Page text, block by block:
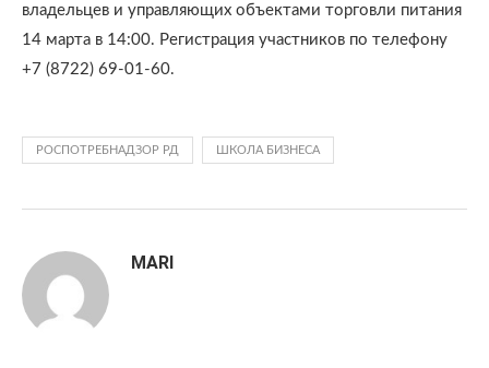
владельцев и управляющих объектами торговли питания
14 марта в 14:00. Регистрация участников по телефону
+7 (8722) 69-01-60.
РОСПОТРЕБНАДЗОР РД ШКОЛА БИЗНЕСА
MARI